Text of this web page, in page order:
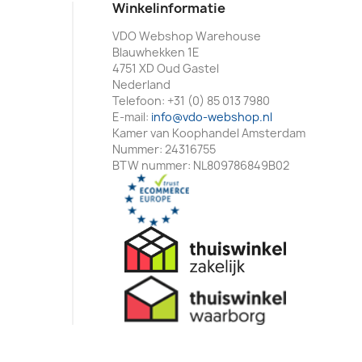
Winkelinformatie
VDO Webshop Warehouse
Blauwhekken 1E
4751 XD Oud Gastel
Nederland
Telefoon: +31 (0) 85 013 7980
E-mail: info@vdo-webshop.nl
Kamer van Koophandel Amsterdam
Nummer: 24316755
BTW nummer: NL809786849B02